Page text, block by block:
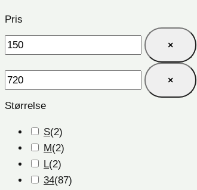
Pris
×
×
Størrelse
S(2)
M(2)
L(2)
34(87)